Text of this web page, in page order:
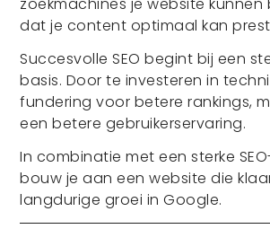
zoekmachines je website kunnen
dat je content optimaal kan
Succesvolle SEO begint bij een
basis. Door te investeren in
fundering voor betere rankings,
een betere gebruikerservaring.
In combinatie met een sterke
bouw je aan een website die
langdurige groei in Google.